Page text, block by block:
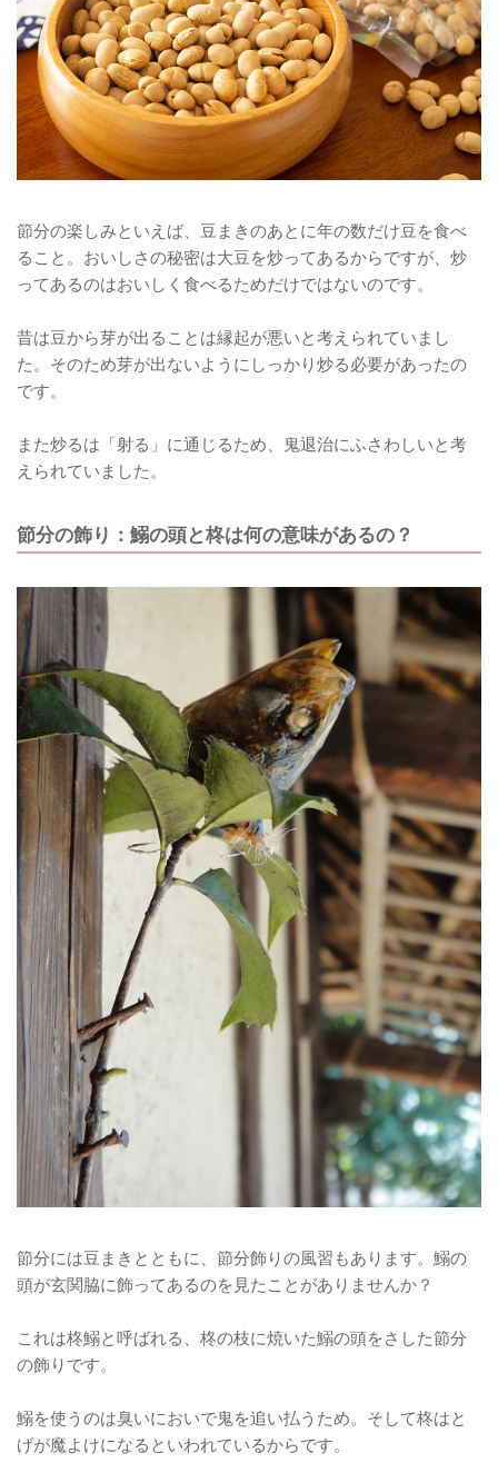
節分の楽しみといえば、豆まきのあとに年の数だけ豆を食べ
ること。おいしさの秘密は大豆を炒ってあるからですが、炒
ってあるのはおいしく食べるためだけではないのです。
昔は豆から芽が出ることは縁起が悪いと考えられていまし
た。そのため芽が出ないようにしっかり炒る必要があったの
です。
また炒るは「射る」に通じるため、鬼退治にふさわしいと考
えられていました。
節分の飾り：鰯の頭と柊は何の意味があるの？
節分には豆まきとともに、節分飾りの風習もあります。鰯の
頭が玄関脇に飾ってあるのを見たことがありませんか？
これは柊鰯と呼ばれる、柊の枝に焼いた鰯の頭をさした節分
の飾りです。
鰯を使うのは臭いにおいで鬼を追い払うため。そして柊はと
げが魔よけになるといわれているからです。